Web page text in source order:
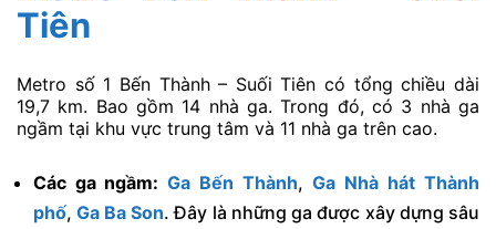
Tiên
Metro số 1 Bến Thành – Suối Tiên có tổng chiều dài
19,7 km. Bao gồm 14 nhà ga. Trong đó, có 3 nhà ga
ngầm tại khu vực trung tâm và 11 nhà ga trên cao.
Các ga ngầm: Ga Bến Thành, Ga Nhà hát Thành
phố, Ga Ba Son. Đây là những ga được xây dựng sâu